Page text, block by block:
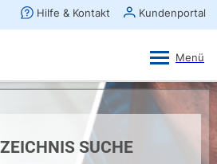
SUCHE
App
laden
Ansehen